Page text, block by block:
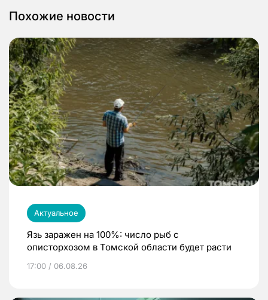
Похожие новости
Актуальное
Язь заражен на 100%: число рыб с
описторхозом в Томской области будет расти
17:00 / 06.08.26